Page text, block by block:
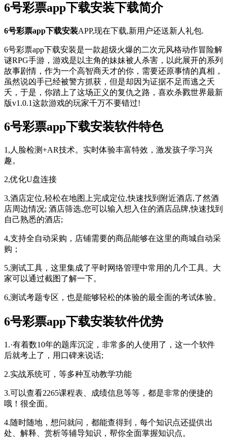
6号彩票app下载安装下载简介
6号彩票app下载安装APP,现在下载,新用户还送新人礼包.
6号彩票app下载安装是一款超级火爆的二次元风格动作冒险解
谜RPG手游，游戏是以主角的妹妹被人杀害，以此展开的系列
故事剧情，作为一个高智商天才的你，需要还原事情的真相，
虽然说凶手已经被警方抓获，但是却因为证据不足而逃之夭
夭，于是，你踏上了这场正义的复仇之路，喜欢杀戮世界最新
版v1.0.1这款游戏的玩家千万不要错过!
6号彩票app下载安装软件特色
1,人脸检测+AR技术。实时体验丰富特效，激发孩子学习兴
趣。
2,优化U盘连接
3,酒店定位,轻松在地图上完成定位,快速找到附近酒店,了然酒
店周边情况; 酒店筛选,您可以输入想入住的酒店品牌,快速找到
自己熟悉的酒店;
4,支持全自动采购，店铺需要的商品能够在这里的商城自动采
购；
5,测试工具，这里集成了平时网络管理中常用的几个工具。大
家可以通过截图了解一下。
6,测试考题专区，也是能够轻松的体验的最全面的考试体验。
6号彩票app下载安装软件优势
1.·有着数10年的题库沉淀，非常多的人使用了，这一个软件
后就考上了，用口碑来说话;
2.实战系统可，等多种互动教学功能
3.可以查看2265课程表、成绩信息等等，都是非常的便捷的
哦！很全面。
4.随时随地，想问就问，都能查得到，每个知识点还提供出
处、解释、赏析等辅导知识，帮你全面掌握知识点。